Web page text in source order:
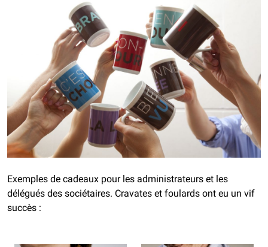
Exemples de cadeaux pour les administrateurs et les
délégués des sociétaires. Cravates et foulards ont eu un vif
succès :